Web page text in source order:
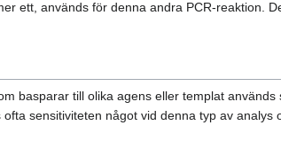
ett, används för denna andra PCR-reaktion.
basparar till olika agens eller templat
sensitiviteten något vid denna typ av analys